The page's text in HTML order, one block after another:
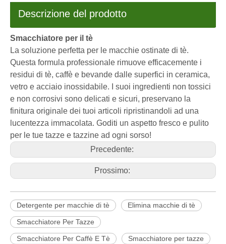
Descrizione del prodotto
Smacchiatore per il tè
La soluzione perfetta per le macchie ostinate di tè.
Questa formula professionale rimuove efficacemente i
residui di tè, caffè e bevande dalle superfici in ceramica,
vetro e acciaio inossidabile. I suoi ingredienti non tossici
e non corrosivi sono delicati e sicuri, preservano la
finitura originale dei tuoi articoli ripristinandoli ad una
lucentezza immacolata. Goditi un aspetto fresco e pulito
per le tue tazze e tazzine ad ogni sorso!
Precedente:
Prossimo:
Detergente per macchie di tè Elimina macchie di tè
Smacchiatore Per Tazze
Smacchiatore Per Caffè E Tè Smacchiatore per tazze